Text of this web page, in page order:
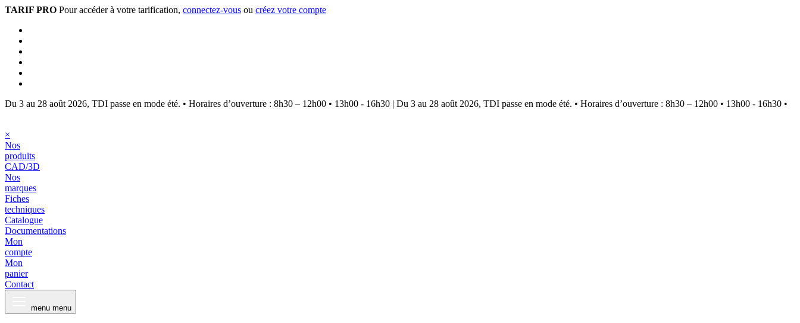
TARIF PRO Pour accéder à votre tarification, connectez-vous ou créez votre compte
Du 3 au 28 août 2026, TDI passe en mode été. • Horaires d’ouverture : 8h30 – 12h00 • 13h00 - 16h30 | Du 3 au 28 août 2026, TDI passe en mode été. • Horaires d’ouverture : 8h30 – 12h00 • 13h00 - 16h30 •
×
Nos
produits
CAD/3D
Nos
marques
Fiches
techniques
Catalogue
Documentations
Mon
compte
Mon
panier
Contact
menu menu